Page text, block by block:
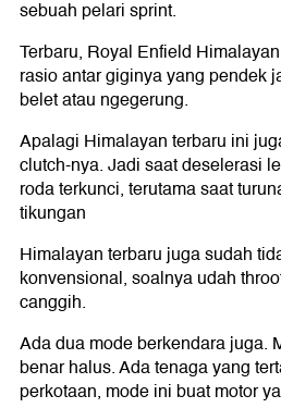
sebuah pelari sprint.
Terbaru, Royal Enfield
rasio antar giginya yang pendek
belet atau ngegerung.
Apalagi Himalayan terbaru ini
clutch-nya. Jadi saat deselerasi
roda terkunci, terutama saat
tikungan
Himalayan terbaru juga sudah
konvensional, soalnya udah
canggih.
Ada dua mode berkendara juga.
benar halus. Ada tenaga yang
perkotaan, mode ini buat motor